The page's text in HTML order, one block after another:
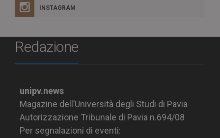
INSTAGRAM
Redazione
unipv.news
Magazine dell’Università degli Studi di Pavia
Autorizzazione Tribunale di Pavia n.694/08
Per segnalazioni di eventi: